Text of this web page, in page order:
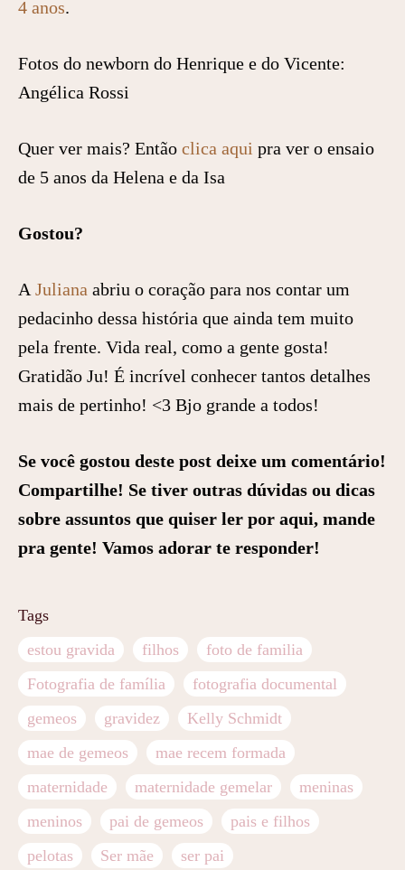
4 anos.
Fotos do newborn do Henrique e do Vicente:
Angélica Rossi
Quer ver mais? Então clica aqui pra ver o ensaio
de 5 anos da Helena e da Isa
Gostou?
A Juliana abriu o coração para nos contar um
pedacinho dessa história que ainda tem muito
pela frente. Vida real, como a gente gosta!
Gratidão Ju! É incrível conhecer tantos detalhes
mais de pertinho! <3 Bjo grande a todos!
Se você gostou deste post deixe um comentário!
Compartilhe! Se tiver outras dúvidas ou dicas
sobre assuntos que quiser ler por aqui, mande
pra gente! Vamos adorar te responder!
Tags
estou gravida
filhos
foto de familia
Fotografia de família
fotografia documental
gemeos
gravidez
Kelly Schmidt
mae de gemeos
mae recem formada
maternidade
maternidade gemelar
meninas
meninos
pai de gemeos
pais e filhos
pelotas
Ser mãe
ser pai